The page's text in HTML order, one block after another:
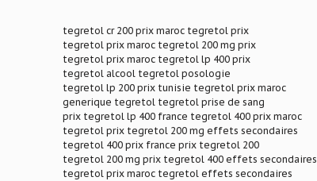
tegretol cr 200 prix maroc tegretol prix
tegretol prix maroc tegretol 200 mg prix
tegretol prix maroc tegretol lp 400 prix
tegretol alcool tegretol posologie
tegretol lp 200 prix tunisie tegretol prix maroc
generique tegretol tegretol prise de sang
prix tegretol lp 400 france tegretol 400 prix maroc
tegretol prix tegretol 200 mg effets secondaires
tegretol 400 prix france prix tegretol 200
tegretol 200 mg prix tegretol 400 effets secondaires
tegretol prix maroc tegretol effets secondaires